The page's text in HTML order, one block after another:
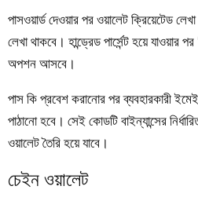
পাসওয়ার্ড দেওয়ার পর ওয়ালেট ক্রিয়েটেড
লেখা থাকবে। হান্ড্রেড পার্সেন্ট হয়ে
অপশন আসবে।
পাস কি প্রবেশ করানোর পর ব্যবহারকারী
পাঠানো হবে। সেই কোডটি বাইন্যান্সের
ওয়ালেট তৈরি হয়ে যাবে।
চেইন ওয়ালেট